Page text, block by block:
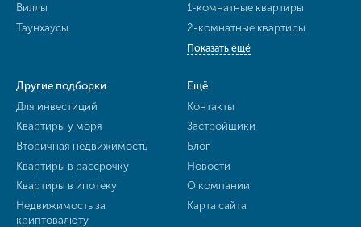
Виллы
Таунхаусы
1-комнатные квартиры
2-комнатные квартиры
Показать ещё
Другие подборки
Для инвестиций
Квартиры у моря
Вторичная недвижимость
Квартиры в рассрочку
Квартиры в ипотеку
Недвижимость за
криптовалюту
Ещё
Контакты
Застройщики
Блог
Новости
О компании
Карта сайта